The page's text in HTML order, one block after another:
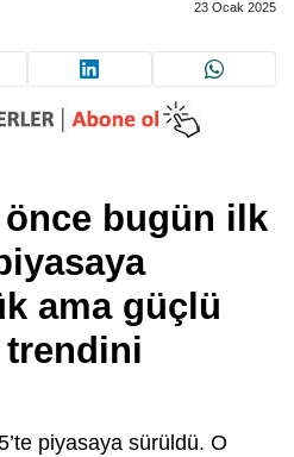
23 Ocak 2025
önce bugün ilk
ama güçlü
piyasaya sürüldü. O